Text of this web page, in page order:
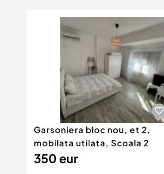
Garsoniera bloc nou, et 2,
mobilata utilata, Scoala 2
350 eur